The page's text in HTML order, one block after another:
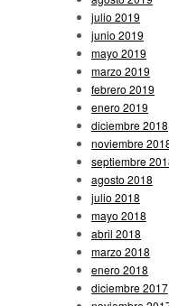
julio 2019
junio 2019
mayo 2019
marzo 2019
febrero 2019
enero 2019
diciembre 2018
noviembre
septiembre
agosto 2018
julio 2018
mayo 2018
abril 2018
marzo 2018
enero 2018
diciembre 2017